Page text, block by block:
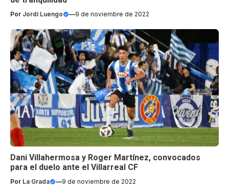
Por Jordi Luengo —9 de noviembre de 2022
Dani Villahermosa y Roger Martínez, convocados
para el duelo ante el Villarreal CF
Por La Grada —9 de noviembre de 2022